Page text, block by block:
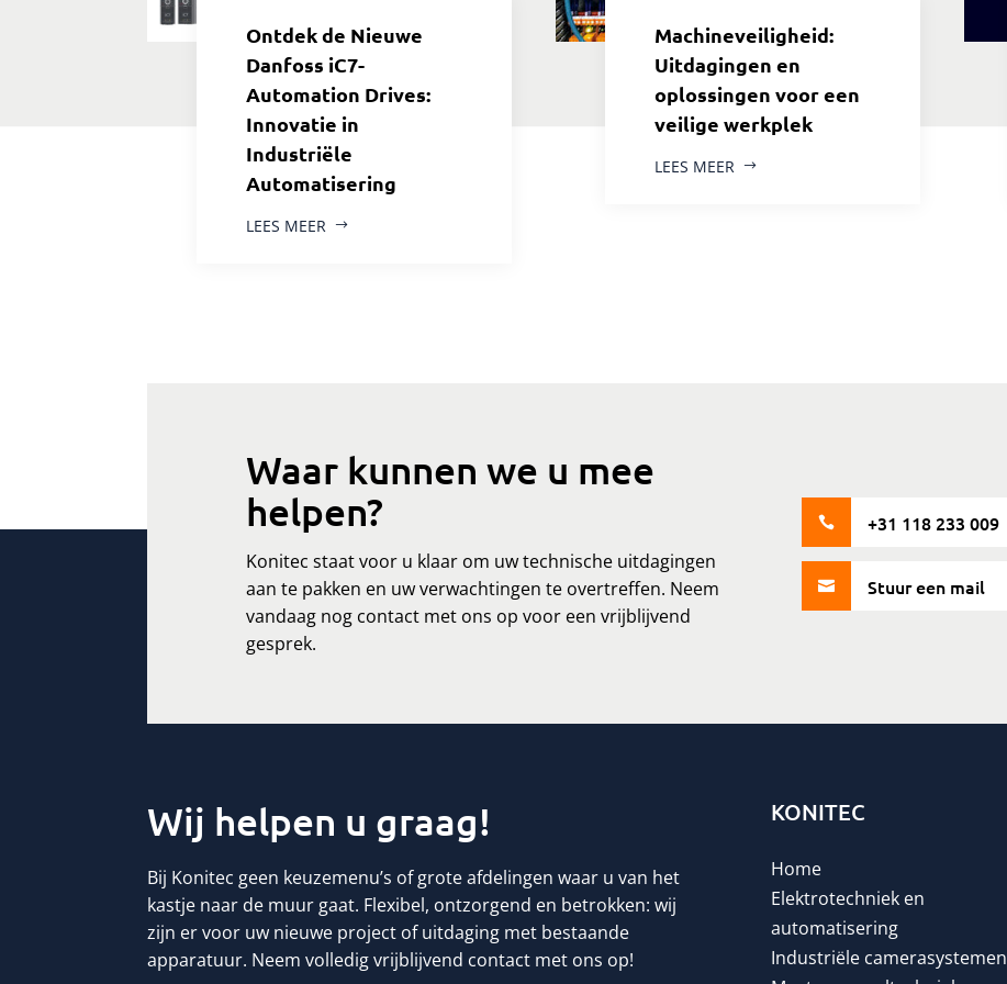
Ontdek de Nieuwe
Danfoss iC7-
Automation Drives:
Innovatie in
Industriële
Automatisering
LEES MEER
Machineveiligheid:
Uitdagingen en
oplossingen voor een
veilige werkplek
LEES MEER
Waar kunnen we u mee
helpen?
Konitec staat voor u klaar om uw technische uitdagingen
aan te pakken en uw verwachtingen te overtreffen. Neem
vandaag nog contact met ons op voor een vrijblijvend
gesprek.
 +31 118 233 009
 Stuur een mail
Wij helpen u graag!
Bij Konitec geen keuzemenu’s of grote afdelingen waar u van het
kastje naar de muur gaat. Flexibel, ontzorgend en betrokken: wij
zijn er voor uw nieuwe project of uitdaging met bestaande
apparatuur. Neem volledig vrijblijvend contact met ons op!
KONITEC
Home
Elektrotechniek en
automatisering
Industriële camerasystemen